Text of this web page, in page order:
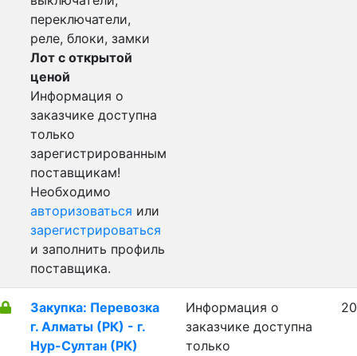
переключатели,
реле, блоки, замки
Лот с открытой
ценой
Информация о
заказчике доступна
только
зарегистрированным
поставщикам!
Необходимо
авторизоваться или
зарегистрироваться
и заполнить профиль
поставщика.
Закупка: Перевозка
г. Алматы (РК) - г.
Нур-Султан (РК)
Информация о
заказчике доступна
только